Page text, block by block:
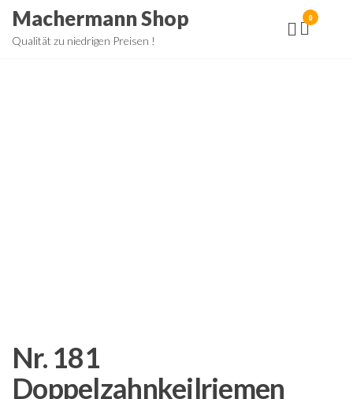
ZumMachermann Shop
Qualität zu niedrigen Preisen !
0
Nr. 181
Doppelzahnkeilriemen